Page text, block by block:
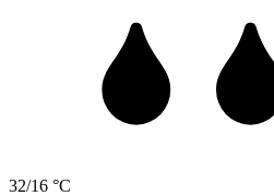
32/16 °C